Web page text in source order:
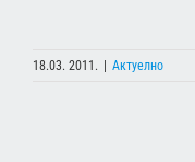
18.03. 2011. | Актуелно